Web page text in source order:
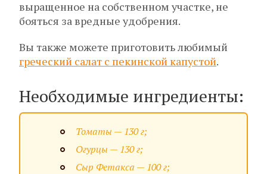
выращенное на собственном участке, не
бояться за вредные удобрения.
Вы также можете приготовить любимый
греческий салат с пекинской капустой.
Необходимые ингредиенты:
Томаты — 130 г;
Огурцы — 130 г;
Сыр Фетакса — 100 г;